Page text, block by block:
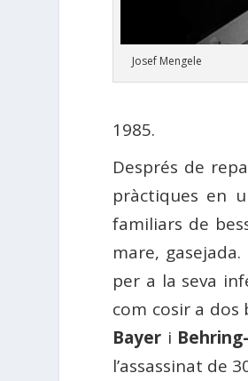
Josef Mengele
1985.
Després de
pràctiques en
familiars de
mare,
per a la seva
com cosir a dos
Bayer i
l’assassinat de